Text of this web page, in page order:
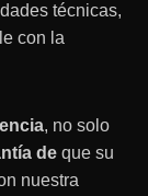
técnicas,
con la
, no solo
de que su
nuestra